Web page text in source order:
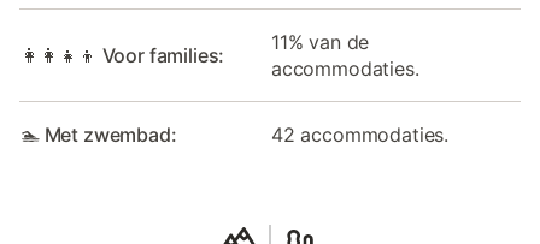
👩‍👩‍👧‍👦 Voor families:
11% van de
accommodaties.
🏊 Met zwembad: 42 accommodaties.